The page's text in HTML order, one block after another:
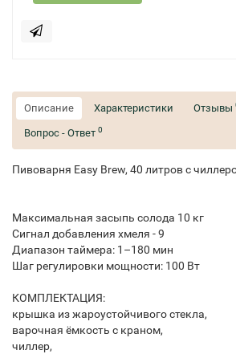
Описание Характеристики Отзывы
Вопрос - Ответ 0
Пивоварня Easy Brew, 40 литров с
Максимальная засыпь солода 10 кг
Сигнал добавления хмеля - 9
Диапазон таймера: 1–180 мин
Шаг регулировки мощности: 100 Вт
КОМПЛЕКТАЦИЯ:
крышка из жароустойчивого стекла,
варочная ёмкость с краном,
чиллер,